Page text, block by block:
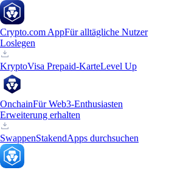
Crypto.com AppFür alltägliche Nutzer
Loslegen
KryptoVisa Prepaid-KarteLevel Up
OnchainFür Web3-Enthusiasten
Erweiterung erhalten
SwappenStakendApps durchsuchen